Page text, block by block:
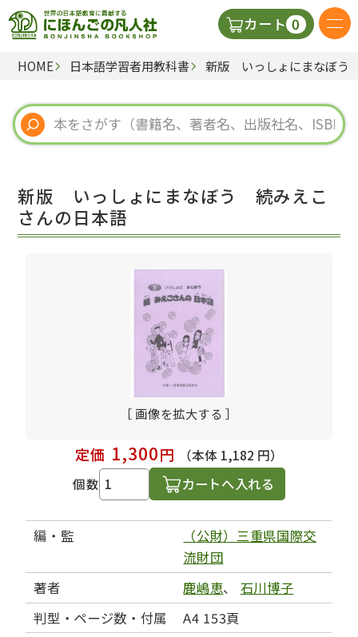
カート 0
日本語の教科書
視聴覚・補助教材
教師用参考書
HOME 日本語学習者用教科書 新版 いっしょにまなぼう
新版 いっしょにまなぼう 続みえこ
さんの日本語
［ 画像を拡大する ］
定価 1,300円
（本体 1,182 円）
個数
カートへ入れる
編・監
（公財）三重県国際交
流財団
著者
鹿嶋恵、 石川博子
判型・ページ数・付属
A4 153頁